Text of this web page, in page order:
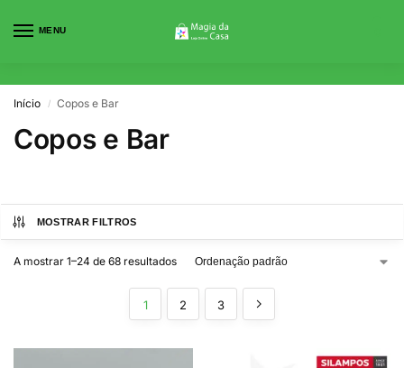
MENU
Início / Copos e Bar
Copos e Bar
MOSTRAR FILTROS
A mostrar 1–24 de 68 resultados
1 2 3